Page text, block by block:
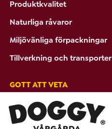
Produktkvalitet
Naturliga råvaror
Miljövänliga förpackningar
Tillverkning och transporter
GOTT ATT VETA
Tips & Råd
Ambassadörer